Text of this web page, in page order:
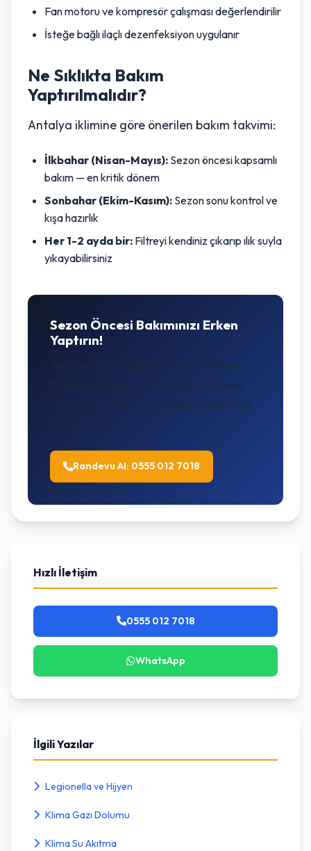
Fan motoru ve kompresör çalışması değerlendirilir
İsteğe bağlı ilaçlı dezenfeksiyon uygulanır
Ne Sıklıkta Bakım
Yaptırılmalıdır?
Antalya iklimine göre önerilen bakım takvimi:
İlkbahar (Nisan-Mayıs): Sezon öncesi kapsamlı
bakım — en kritik dönem
Sonbahar (Ekim-Kasım): Sezon sonu kontrol ve
kışa hazırlık
Her 1-2 ayda bir: Filtreyi kendiniz çıkarıp ılık suyla
yıkayabilirsiniz
Sezon Öncesi Bakımınızı Erken
Yaptırın!
Yaz öncesi yoğun sezonda randevu
bulmak güçleşir. Åimdiden randevu
alarak öncelikli servis ayrıcalığından
yararlanın.
Randevu Al: 0555 012 7018
Hızlı İletişim
0555 012 7018
WhatsApp
İlgili Yazılar
Legionella ve Hijyen
Klima Gazı Dolumu
Klima Su Akıtma